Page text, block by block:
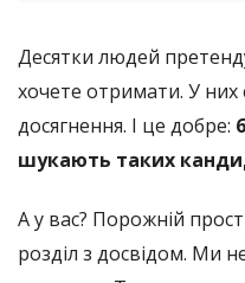
Десятки людей
хочете отримати. У них
досягнення. І це добре:
шукають таких
А у вас? Порожній
розділ з досвідом. Ми